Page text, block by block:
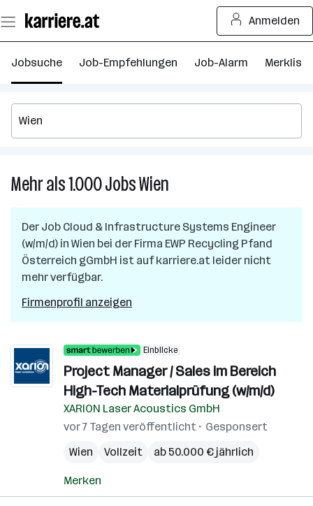
Seiteninhalt
springen
Anmelden
Jobsuche Job-Empfehlungen Job-Alarm Merkliste
Mehr als 1.000JobsWien
Jobs
in
Wien
Der Job Cloud & Infrastructure Systems Engineer
(w/m/d) in Wien bei der Firma EWP Recycling Pfand
Österreich gGmbH ist auf karriere.at leider nicht
mehr verfügbar.
Firmenprofil anzeigen
Einblicke
Project Manager / Sales im Bereich
High-Tech Materialprüfung (w/m/d)
XARION Laser Acoustics GmbH
vor 7 Tagen veröffentlicht
Gesponsert
Wien
Vollzeit ab 50.000 € jährlich
Merken